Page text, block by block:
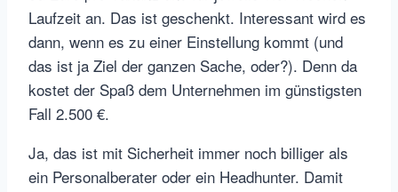
Laufzeit an. Das ist geschenkt. Interessant wird es
dann, wenn es zu einer Einstellung kommt (und
das ist ja Ziel der ganzen Sache, oder?). Denn da
kostet der Spaß dem Unternehmen im günstigsten
Fall 2.500 €.
Ja, das ist mit Sicherheit immer noch billiger als
ein Personalberater oder ein Headhunter. Damit